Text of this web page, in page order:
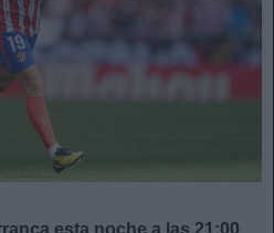
esta noche a las 21:00